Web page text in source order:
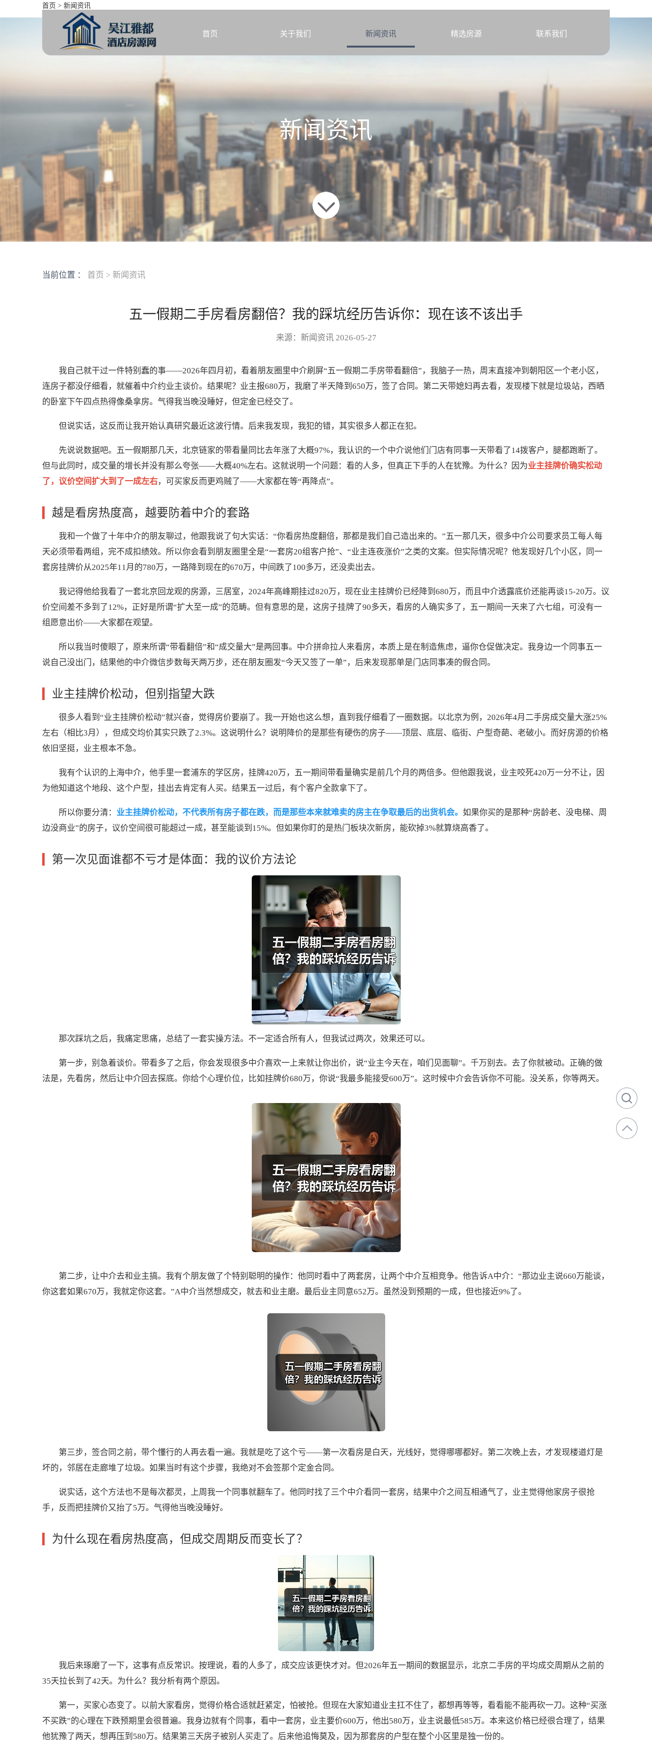
首页 > 新闻资讯
五一假期二手房看房翻倍？我的踩坑经历告诉你：现在该不该出手
首页 关于我们 新闻资讯 精选房源 联系我们
新闻资讯
当前位置 ： 首页 > 新闻资讯
五一假期二手房看房翻倍？我的踩坑经历告诉你：现在该不该出手
来源：新闻资讯 2026-05-27
我自己就干过一件特别蠢的事——2026年四月初，看着朋友圈里中介刷屏“五一假期二手房带看翻倍”，我脑子一热，周末直接冲到朝阳区一个老小区，
连房子都没仔细看，就催着中介约业主谈价。结果呢？业主报680万，我磨了半天降到650万，签了合同。第二天带媳妇再去看，发现楼下就是垃圾站，西晒
的卧室下午四点热得像桑拿房。气得我当晚没睡好，但定金已经交了。
但说实话，这反而让我开始认真研究最近这波行情。后来我发现，我犯的错，其实很多人都正在犯。
先说说数据吧。五一假期那几天，北京链家的带看量同比去年涨了大概97%，我认识的一个中介说他们门店有同事一天带看了14拨客户，腿都跑断了。
但与此同时，成交量的增长并没有那么夸张——大概40%左右。这就说明一个问题：看的人多，但真正下手的人在犹豫。为什么？因为业主挂牌价确实松动
了，议价空间扩大到了一成左右，可买家反而更鸡贼了——大家都在等“再降点”。
越是看房热度高，越要防着中介的套路
我和一个做了十年中介的朋友聊过，他跟我说了句大实话：“你看房热度翻倍，那都是我们自己造出来的。”五一那几天，很多中介公司要求员工每人每
天必须带看两组，完不成扣绩效。所以你会看到朋友圈里全是“一套房20组客户抢”、“业主连夜涨价”之类的文案。但实际情况呢？他发现好几个小区，同一
套房挂牌价从2025年11月的780万，一路降到现在的670万，中间跌了100多万，还没卖出去。
我记得他给我看了一套北京回龙观的房源，三居室，2024年高峰期挂过820万，现在业主挂牌价已经降到680万，而且中介透露底价还能再谈15-20万。议
价空间差不多到了12%，正好是所谓“扩大至一成”的范畴。但有意思的是，这房子挂牌了90多天，看房的人确实多了，五一期间一天来了六七组，可没有一
组愿意出价——大家都在观望。
所以我当时傻眼了，原来所谓“带看翻倍”和“成交量大”是两回事。中介拼命拉人来看房，本质上是在制造焦虑，逼你仓促做决定。我身边一个同事五一
说自己没出门，结果他的中介微信步数每天两万步，还在朋友圈发“今天又签了一单”，后来发现那单是门店同事凑的假合同。
业主挂牌价松动，但别指望大跌
很多人看到“业主挂牌价松动”就兴奋，觉得房价要崩了。我一开始也这么想，直到我仔细看了一圈数据。以北京为例，2026年4月二手房成交量大涨25%
左右（相比3月），但成交均价其实只跌了2.3%。这说明什么？说明降价的是那些有硬伤的房子——顶层、底层、临街、户型奇葩、老破小。而好房源的价格
依旧坚挺，业主根本不急。
我有个认识的上海中介，他手里一套浦东的学区房，挂牌420万，五一期间带看量确实是前几个月的两倍多。但他跟我说，业主咬死420万一分不让，因
为他知道这个地段、这个户型，挂出去肯定有人买。结果五一过后，有个客户全款拿下了。
所以你要分清： 业主挂牌价松动，不代表所有房子都在跌，而是那些本来就难卖的房主在争取最后的出货机会。 如果你买的是那种“房龄老、没电梯、周
边没商业”的房子，议价空间很可能超过一成，甚至能谈到15%。但如果你盯的是热门板块次新房，能砍掉3%就算烧高香了。
第一次见面谁都不亏才是体面：我的议价方法论
那次踩坑之后，我痛定思痛，总结了一套实操方法。不一定适合所有人，但我试过两次，效果还可以。
第一步，别急着谈价。带看多了之后，你会发现很多中介喜欢一上来就让你出价，说“业主今天在，咱们见面聊”。千万别去。去了你就被动。正确的做
法是，先看房，然后让中介回去探底。你给个心理价位，比如挂牌价680万，你说“我最多能接受600万”。这时候中介会告诉你不可能。没关系，你等两天。
第二步，让中介去和业主搞。我有个朋友做了个特别聪明的操作：他同时看中了两套房，让两个中介互相竞争。他告诉A中介：“那边业主说660万能谈，
你这套如果670万，我就定你这套。”A中介当然想成交，就去和业主磨。最后业主同意652万。虽然没到预期的一成，但也接近9%了。
第三步，签合同之前，带个懂行的人再去看一遍。我就是吃了这个亏——第一次看房是白天，光线好，觉得哪哪都好。第二次晚上去，才发现楼道灯是
坏的，邻居在走廊堆了垃圾。如果当时有这个步骤，我绝对不会签那个定金合同。
说实话，这个方法也不是每次都灵，上周我一个同事就翻车了。他同时找了三个中介看同一套房，结果中介之间互相通气了，业主觉得他家房子很抢
手，反而把挂牌价又抬了5万。气得他当晚没睡好。
为什么现在看房热度高，但成交周期反而变长了？
我后来琢磨了一下，这事有点反常识。按理说，看的人多了，成交应该更快才对。但2026年五一期间的数据显示，北京二手房的平均成交周期从之前的
35天拉长到了42天。为什么？我分析有两个原因。
第一，买家心态变了。以前大家看房，觉得价格合适就赶紧定，怕被抢。但现在大家知道业主扛不住了，都想再等等，看看能不能再砍一刀。这种“买涨
不买跌”的心理在下跌预期里会很普遍。我身边就有个同事，看中一套房，业主要价600万，他出580万，业主说最低585万。本来这价格已经很合理了，结果
他犹豫了两天，想再压到580万。结果第三天房子被别人买走了。后来他追悔莫及，因为那套房的户型在整个小区里是独一份的。